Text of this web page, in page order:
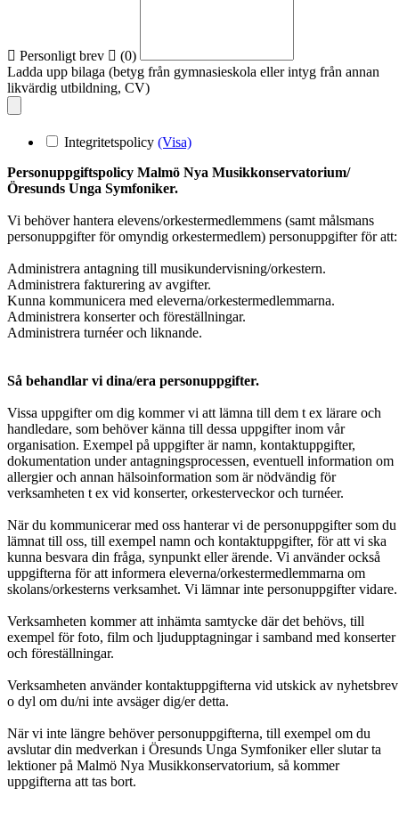
Personligt brev (0)
Ladda upp bilaga (betyg från gymnasieskola eller intyg från annan
likvärdig utbildning, CV)
Integritetspolicy (Visa)
Personuppgiftspolicy Malmö Nya Musikkonservatorium/
Öresunds Unga Symfoniker.
Vi behöver hantera elevens/orkestermedlemmens (samt målsmans
personuppgifter för omyndig orkestermedlem) personuppgifter för att:
Administrera antagning till musikundervisning/orkestern.
Administrera fakturering av avgifter.
Kunna kommunicera med eleverna/orkestermedlemmarna.
Administrera konserter och föreställningar.
Administrera turnéer och liknande.
Så behandlar vi dina/era personuppgifter.
Vissa uppgifter om dig kommer vi att lämna till dem t ex lärare och
handledare, som behöver känna till dessa uppgifter inom vår
organisation. Exempel på uppgifter är namn, kontaktuppgifter,
dokumentation under antagningsprocessen, eventuell information om
allergier och annan hälsoinformation som är nödvändig för
verksamheten t ex vid konserter, orkesterveckor och turnéer.
När du kommunicerar med oss hanterar vi de personuppgifter som du
lämnat till oss, till exempel namn och kontaktuppgifter, för att vi ska
kunna besvara din fråga, synpunkt eller ärende. Vi använder också
uppgifterna för att informera eleverna/orkestermedlemmarna om
skolans/orkesterns verksamhet. Vi lämnar inte personuppgifter vidare.
Verksamheten kommer att inhämta samtycke där det behövs, till
exempel för foto, film och ljudupptagningar i samband med konserter
och föreställningar.
Verksamheten använder kontaktuppgifterna vid utskick av nyhetsbrev
o dyl om du/ni inte avsäger dig/er detta.
När vi inte längre behöver personuppgifterna, till exempel om du
avslutar din medverkan i Öresunds Unga Symfoniker eller slutar ta
lektioner på Malmö Nya Musikkonservatorium, så kommer
uppgifterna att tas bort.